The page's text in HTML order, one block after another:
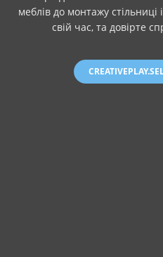
меблів до монтажу стільниці
свій час, та довірте